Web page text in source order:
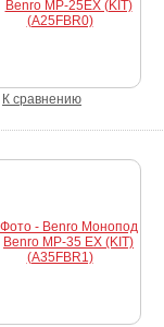
К сравнению